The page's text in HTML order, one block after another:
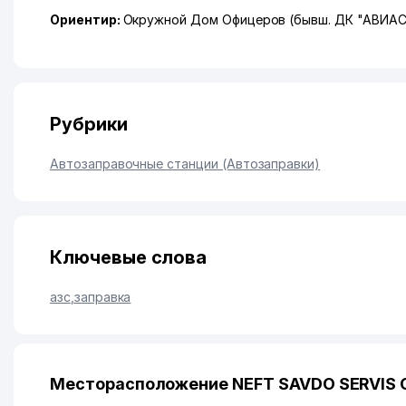
Ориентир: Окружной Дом Офицеров (бывш. ДК
Рубрики
Автозаправочные станции (Автозаправки)
Ключевые слова
азс заправка
Месторасположение NEFT SAVDO